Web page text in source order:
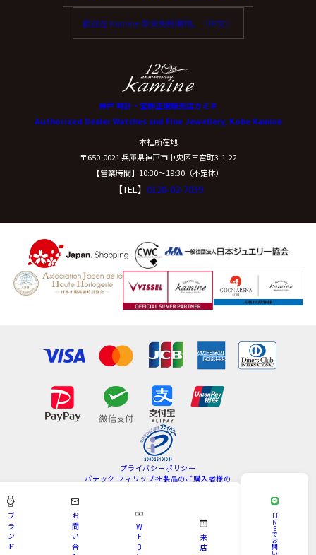
歡迎在 Kamine 享受免稅購物。（中文）
神戸 時計・宝飾正規販売店カミネ
Authorized Dealer Watches and Fine Jewellery, Kobe Kamine
本社所在地
〒650-0021 兵庫県神戸市中央区三宮町3-1-22
【営業時間】10:30〜19:30（不定休）
【TEL】 0120-02-7039
プライバシーポリシー
パテック フィリップ社製品のご購入者様の
サイトマップ
Copyright © KAMINE All Rights Reserved.
ブ
ラ
ン
ド
お
問
い
合
W
E
B
来
店
LI
N
E
で
お
問
い